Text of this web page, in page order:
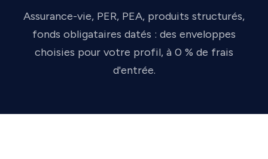
Assurance-vie, PER, PEA, produits structurés,
fonds obligataires datés : des enveloppes
choisies pour votre profil, à 0 % de frais
d'entrée.